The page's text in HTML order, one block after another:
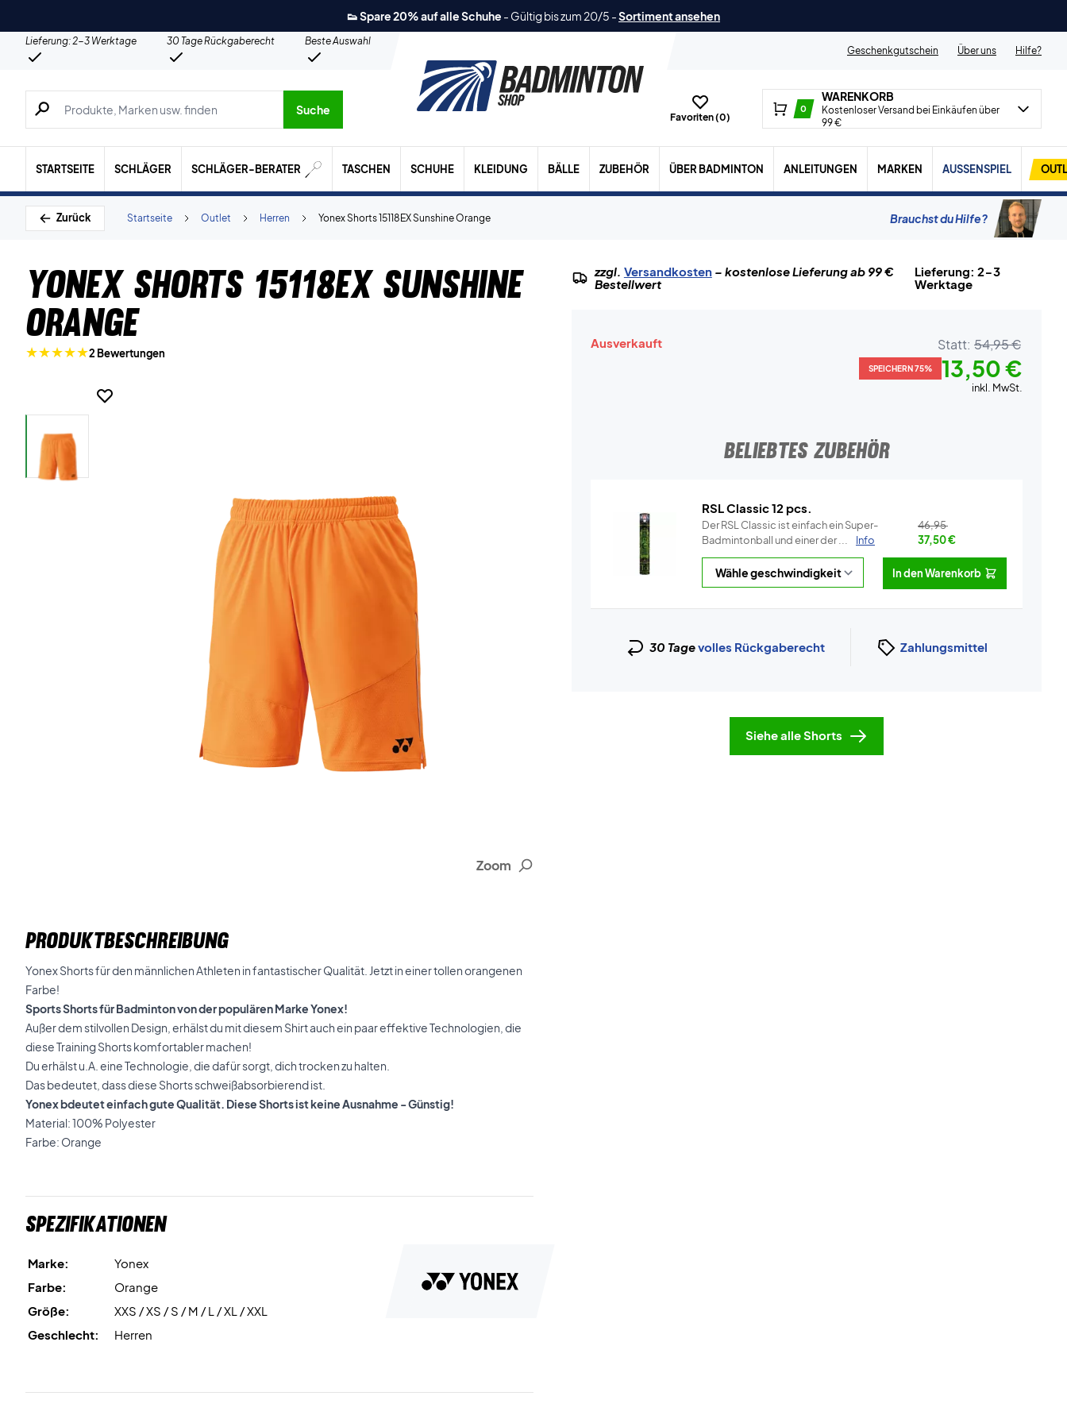
👟 Spare 20% auf alle Schuhe - Gültig bis zum 20/5 -Sortiment ansehen
Lieferung: 2-3 Werktage 30 Tage Rückgaberecht
Beste Auswahl
Geschenkgutschein
Über uns Hilfe?
Suche nach Produkten, Marken usw.
Suche
Favoriten (0)
0
WARENKORB
Kostenloser Versand bei Einkäufen über
99 €
STARTSEITE SCHLÄGER SCHLÄGER-BERATER TASCHEN SCHUHE KLEIDUNG BÄLLE ZUBEHÖR ÜBER BADMINTON ANLEITUNGEN MARKEN AUSSENSPIEL
Zurück Yonex Shorts 15118EX Sunshine Orange
Herren
Outlet
Startseite Brauchst du Hilfe?
Yonex Shorts 15118EX Sunshine
Orange
2 Bewertungen
Zoom
PRODUKTBESCHREIBUNG
Yonex Shorts für den männlichen Athleten in fantastischer Qualität. Jetzt in einer tollen orangenen
Farbe!
Sports Shorts für Badminton von der populären Marke Yonex!
Außer dem stilvollen Design, erhälst du mit diesem Shirt auch ein paar effektive Technologien, die
diese Training Shorts komfortabler machen!
Du erhälst u.A. eine Technologie, die dafür sorgt, dich trocken zu halten.
Das bedeutet, dass diese Shorts schweißabsorbierend ist.
Yonex bdeutet einfach gute Qualität. Diese Shorts ist keine Ausnahme - Günstig!
Material: 100% Polyester
Farbe: Orange
Spezifikationen
Marke:
Yonex
Farbe:
Orange
Größe:
XXS / XS / S / M / L / XL / XXL
Geschlecht:
Herren
zzgl. Versandkosten– kostenlose Lieferung ab 99 €
Bestellwert
Lieferung: 2-3
Werktage
Ausverkauft Statt: 54,95 €
SPEICHERN 75% 13,50 €
inkl. MwSt.
BELIEBTES ZUBEHÖR
RSL Classic 12 pcs.
Der RSL Classic ist einfach ein Super-
Badmintonball und einer der ...
Info
46,95
37,50€
In den Warenkorb
30 Tagevolles Rückgaberecht Zahlungsmittel
Siehe alle Shorts